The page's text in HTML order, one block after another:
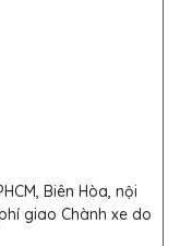
Biên Hòa, nội
giao Chành xe do